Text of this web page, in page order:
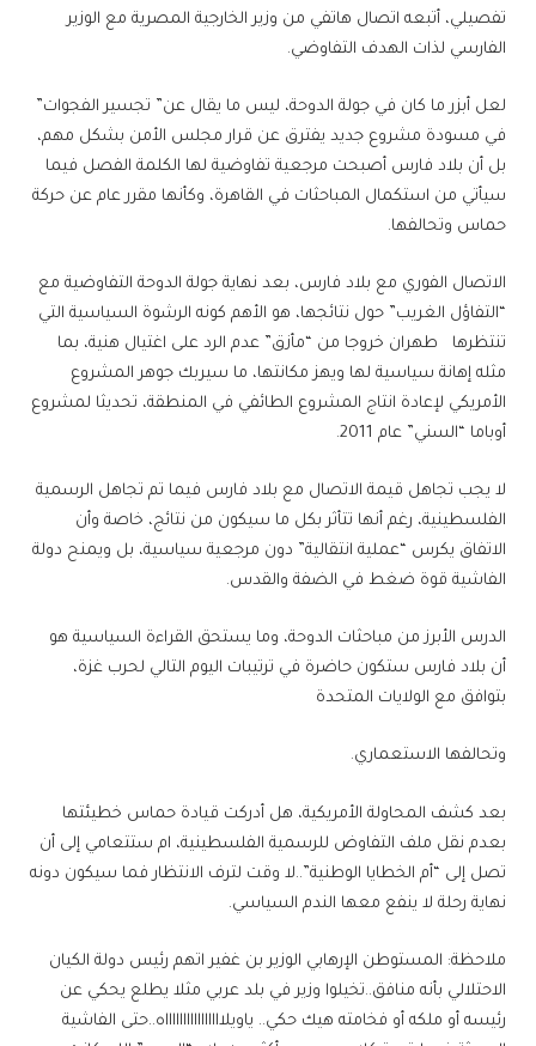
تفصيلي، أتبعه اتصال هاتفي من وزير الخارجية المصرية مع الوزير
الفارسي لذات الهدف التفاوضي.
لعل أبزر ما كان في جولة الدوحة، ليس ما يقال عن” تجسير الفجوات”
في مسودة مشروع جديد يفترق عن قرار مجلس الأمن بشكل مهم،
بل أن بلاد فارس أصبحت مرجعية تفاوضية لها الكلمة الفصل فيما
سيأتي من استكمال المباحثات في القاهرة، وكأنها مقرر عام عن حركة
حماس وتحالفها.
الاتصال الفوري مع بلاد فارس، بعد نهاية جولة الدوحة التفاوضية مع
“التفاؤل الغريب” حول نتائجها، هو الأهم كونه الرشوة السياسية التي
تنتظرها طهران خروجا من “مأزق” عدم الرد على اغتيال هنية، بما
مثله إهانة سياسية لها ويهز مكانتها، ما سيربك جوهر المشروع
الأمريكي لإعادة انتاج المشروع الطائفي في المنطقة، تحديثا لمشروع
أوباما “السني” عام 2011.
لا يجب تجاهل قيمة الاتصال مع بلاد فارس فيما تم تجاهل الرسمية
الفلسطينية، رغم أنها تتأثر بكل ما سيكون من نتائج، خاصة وأن
الاتفاق يكرس “عملية انتقالية” دون مرجعية سياسية، بل ويمنح دولة
الفاشية قوة ضغط في الضفة والقدس.
الدرس الأبرز من مباحثات الدوحة، وما يستحق القراءة السياسية هو
أن بلاد فارس ستكون حاضرة في ترتيبات اليوم التالي لحرب غزة،
بتوافق مع الولايات المتحدة
وتحالفها الاستعماري.
بعد كشف المحاولة الأمريكية، هل أدركت قيادة حماس خطيئتها
بعدم نقل ملف التفاوض للرسمية الفلسطينية، ام ستتعامي إلى أن
تصل إلى “أم الخطايا الوطنية”..لا وقت لترف الانتظار فما سيكون دونه
نهاية رحلة لا ينفع معها الندم السياسي.
ملاحظة: المستوطن الإرهابي الوزير بن غفير اتهم رئيس دولة الكيان
الاحتلالي بأنه منافق..تخيلوا وزير في بلد عربي مثلا يطلع يحكي عن
رئيسه أو ملكه أو فخامته هيك حكي.. ياويلااااااااااااااااه..حتى الفاشية